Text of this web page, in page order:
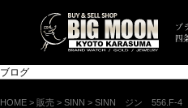
ブ
四
ブログ
HOME > 販売 > SINN > SINN ジン 556.F-4